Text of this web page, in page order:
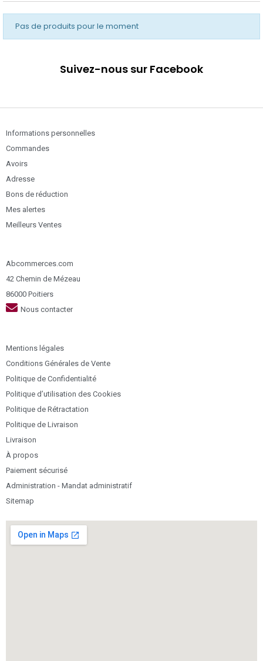
Pas de produits pour le moment
Suivez-nous sur Facebook
Informations personnelles
Commandes
Avoirs
Adresse
Bons de réduction
Mes alertes
Meilleurs Ventes
Abcommerces.com
42 Chemin de Mézeau
86000 Poitiers
Nous contacter
Mentions légales
Conditions Générales de Vente
Politique de Confidentialité
Politique d’utilisation des Cookies
Politique de Rétractation
Politique de Livraison
Livraison
À propos
Paiement sécurisé
Administration - Mandat administratif
Sitemap